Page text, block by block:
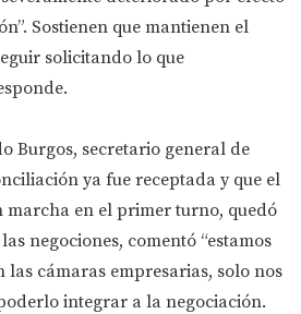
Sostienen que mantienen el
solicitando lo que
Burgos, secretario general de
ya fue receptada y que el
marcha en el primer turno, quedó
negociones, comentó “estamos
las cámaras empresarias, solo nos
integrar a la negociación.